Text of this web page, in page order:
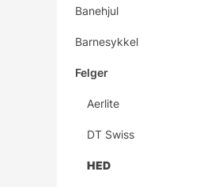
Banehjul
Barnesykkel
Felger
Aerlite
DT Swiss
HED